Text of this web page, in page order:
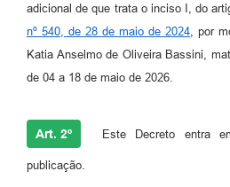
adicional de que trata o inciso I, do
nº 540, de 28 de maio de 2024, por
Katia Anselmo de Oliveira Bassini,
de 04 a 18 de maio de 2026.
Art. 2º Este Decreto entra
publicação.